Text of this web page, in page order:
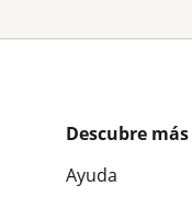
Descubre más
Ayuda